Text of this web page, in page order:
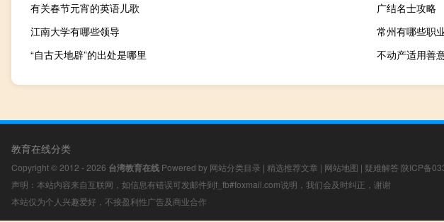
有关春节元宵的英语儿歌
广结名士攻略
江南大学有哪些领导
常州有哪些职
“自古天地辟”的出处是哪里
不动产适用善
教育在线分类
Copyright © 2012 - 2026 台湾教育在线 Powered by 网站分类目录 | 精选推荐文章 | 网站地图 | 疑难解答 陕ICP备
声明：本站内容来自互联网，如信息有错误可发邮件到f_fb#foxmail.com说明，我们会及时纠正，谢谢
本站仅为个人兴趣爱好，不接盈利性广告及商业合作